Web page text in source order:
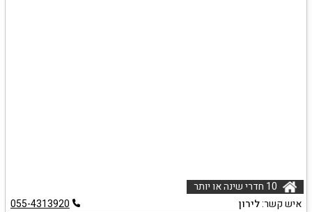
איש קשר:לירון 055-4313920